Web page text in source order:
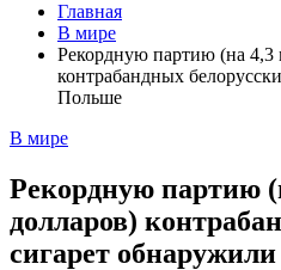
Главная
В мире
Рекордную партию (на 4,3
контрабандных
Польше
В мире
Рекордную партию
долларов)
сигарет